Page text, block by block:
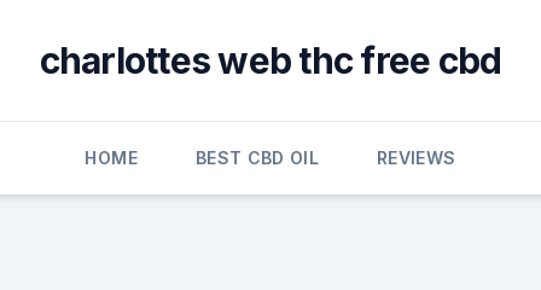
charlottes web thc free cbd
HOME BEST CBD OIL REVIEWS